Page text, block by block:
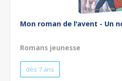
Mon roman de l'avent - Un
Romans jeunesse
dès 7 ans